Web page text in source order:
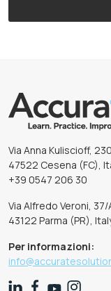
Via Anna Kuliscioff, 230
47522 Cesena (FC),
+39 0547 206 30
Via Alfredo Veroni, 37/
43122 Parma (PR),
Per informazioni: